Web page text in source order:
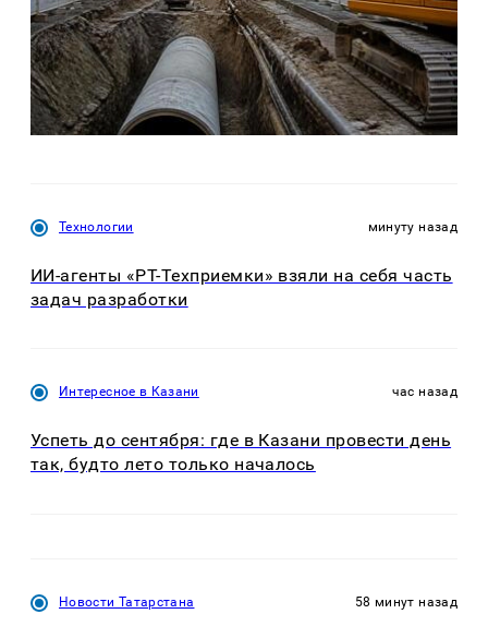
Технологии минуту назад
ИИ-агенты «РТ-Техприемки» взяли на себя часть
задач разработки
Интересное в Казани час назад
Успеть до сентября: где в Казани провести день
так, будто лето только началось
Новости Татарстана 58 минут назад